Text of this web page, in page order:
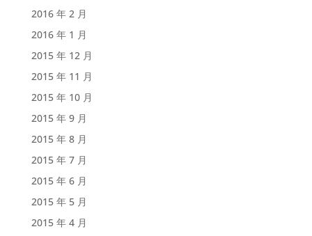
2016 年 2 月
2016 年 1 月
2015 年 12 月
2015 年 11 月
2015 年 10 月
2015 年 9 月
2015 年 8 月
2015 年 7 月
2015 年 6 月
2015 年 5 月
2015 年 4 月